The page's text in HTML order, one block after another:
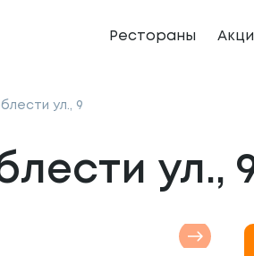
Рестораны
ул., 9
ул.,